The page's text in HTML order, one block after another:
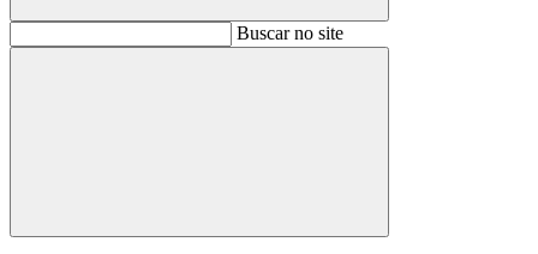
BuscarBuscar no site
Buscar